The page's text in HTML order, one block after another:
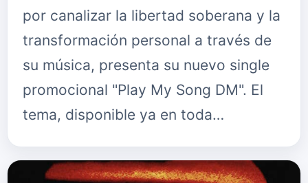
por canalizar la libertad soberana y la
transformación personal a través de
su música, presenta su nuevo single
promocional "Play My Song DM". El
tema, disponible ya en toda…